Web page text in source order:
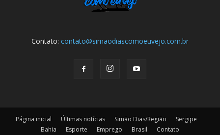
Contato: contato@simaodiascomoeuvejo.com.br
Página inicial Últimas notícias Simão Dias/Região
Sergipe
Bahia
Esporte Emprego Brasil Contato